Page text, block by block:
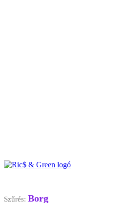
Szűrés: Borg